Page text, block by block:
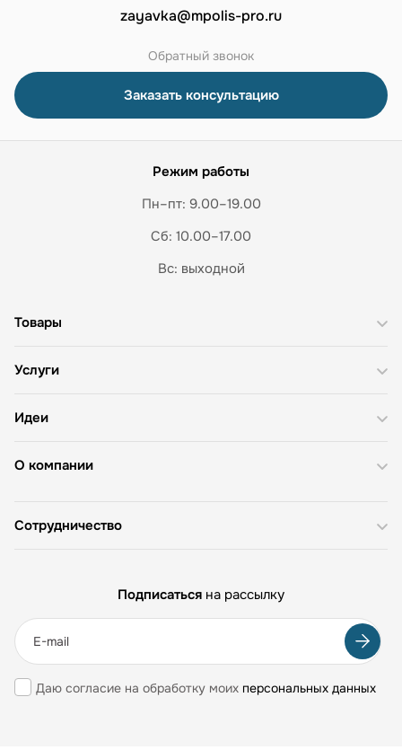
zayavka@mpolis-pro.ru
Обратный звонок
Заказать консультацию
Режим работы
Пн–пт: 9.00–19.00
Сб: 10.00–17.00
Вс: выходной
О компании
Товары
Услуги
Идеи
Сотрудничество
Подписаться на рассылку
Даю согласие на обработку моих персональных данных